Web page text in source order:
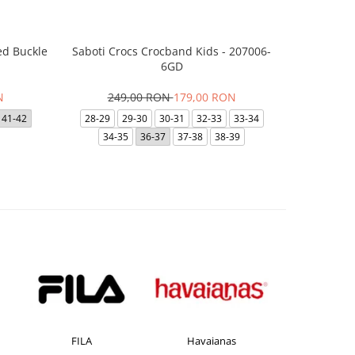
Buckle
41-42
Saboti Crocs Crocband Kids - 207006-
6GD
249,00 RON179,00 RON
28-29 29-30 30-31 32-33
33-34
34-35
36-37 37-38 38-39
FILA Havaianas